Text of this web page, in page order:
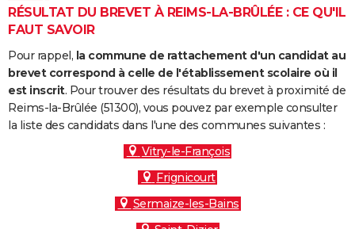
Dictionnaire
Biographies
Citations
Expressions
Proverbes
PROGRAMME TV
S'inscrire
Se connecter
Lycées
Collèges
Primaires
Universités
Entreprises
Service militaire
Avis de recherche
AVIS DE DÉCÈS
FORUM
RÉSULTAT DU BREVET À REIMS-LA-BRÛLÉE : CE QU'IL
FAUT SAVOIR
Pour rappel, la commune de rattachement d'un candidat au
brevet correspond à celle de l'établissement scolaire où il
est inscrit. Pour trouver des résultats du brevet à proximité de
Reims-la-Brûlée (51300), vous pouvez par exemple consulter
la liste des candidats dans l'une des communes suivantes :
Vitry-le-François
Frignicourt
Sermaize-les-Bains